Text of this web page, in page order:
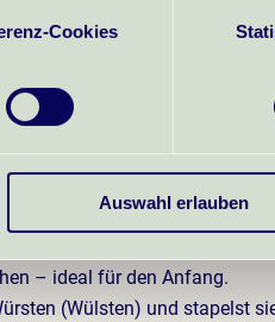
Cookies
Auswahl erlauben
beim Töpfern?
die wichtigsten Grundlagen:
– ideal für den Anfang.
(Wülsten) und stapelst